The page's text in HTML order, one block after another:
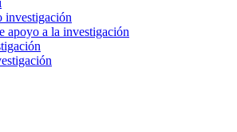
investigación
apoyo a la investigación